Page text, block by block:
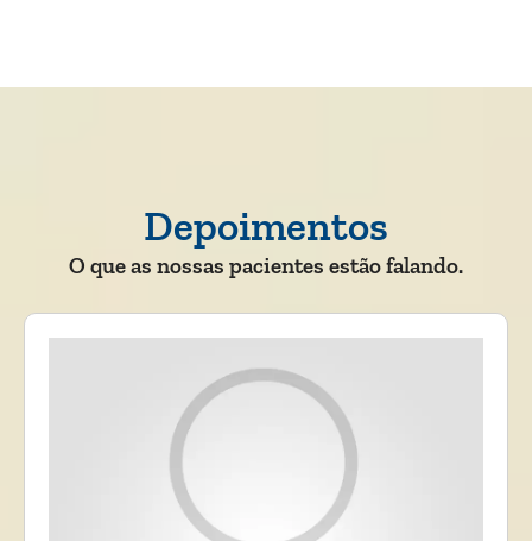
Depoimentos
O que as nossas pacientes estão falando.